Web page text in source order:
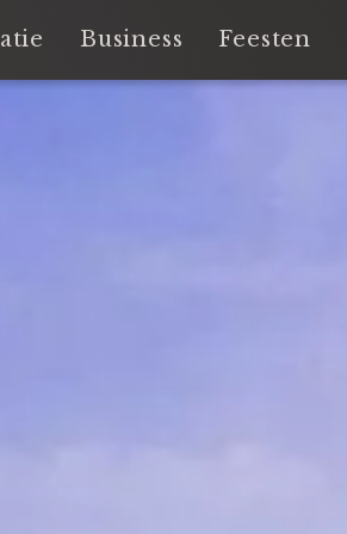
Business Feesten